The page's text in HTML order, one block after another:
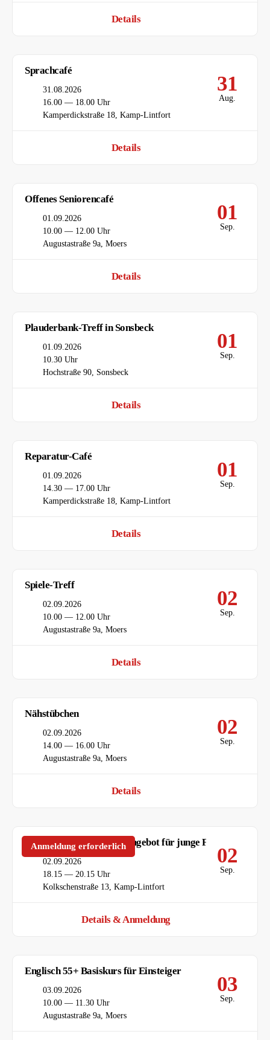
Details
31
Aug.
Sprachcafé
Datum
31.08.2026
Uhrzeit
16.00 — 18.00 Uhr
Ort
Kamperdickstraße 18, Kamp-Lintfort
Details
01
Sep.
Offenes Seniorencafé
Datum
01.09.2026
Uhrzeit
10.00 — 12.00 Uhr
Ort
Augustastraße 9a, Moers
Details
01
Sep.
Plauderbank-Treff in Sonsbeck
Datum
01.09.2026
Uhrzeit
10.30 Uhr
Ort
Hochstraße 90, Sonsbeck
Details
01
Sep.
Reparatur-Café
Datum
01.09.2026
Uhrzeit
14.30 — 17.00 Uhr
Ort
Kamperdickstraße 18, Kamp-Lintfort
Details
02
Sep.
Spiele-Treff
Datum
02.09.2026
Uhrzeit
10.00 — 12.00 Uhr
Ort
Augustastraße 9a, Moers
Details
02
Sep.
Nähstübchen
Datum
02.09.2026
Uhrzeit
14.00 — 16.00 Uhr
Ort
Augustastraße 9a, Moers
Details
Anmeldung erforderlich 02
Sep.
TOGETHER – Gruppenangebot für junge FLINTA*
Datum
02.09.2026
Uhrzeit
18.15 — 20.15 Uhr
Ort
Kolkschenstraße 13, Kamp-Lintfort
Details & Anmeldung
03
Sep.
Englisch 55+ Basiskurs für Einsteiger
Datum
03.09.2026
Uhrzeit
10.00 — 11.30 Uhr
Ort
Augustastraße 9a, Moers